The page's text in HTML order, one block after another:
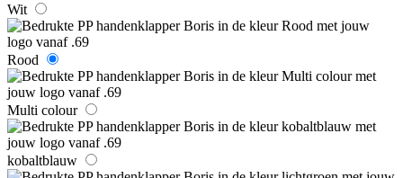
Wit
Rood
Multi colour
kobaltblauw